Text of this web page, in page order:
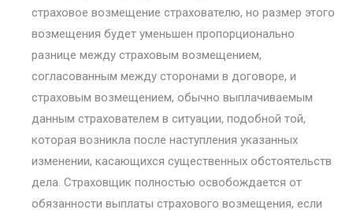
страховое возмещение страхователю, но размер этого
возмещения будет уменьшен пропорционально
разнице между страховым возмещением,
согласованным между сторонами в договоре, и
страховым возмещением, обычно выплачиваемым
данным страхователем в ситуации, подобной той,
которая возникла после наступления указанных
изменении, касающихся существенных обстоятельств
дела. Страховщик полностью освобождается от
обязанности выплаты страхового возмещения, если